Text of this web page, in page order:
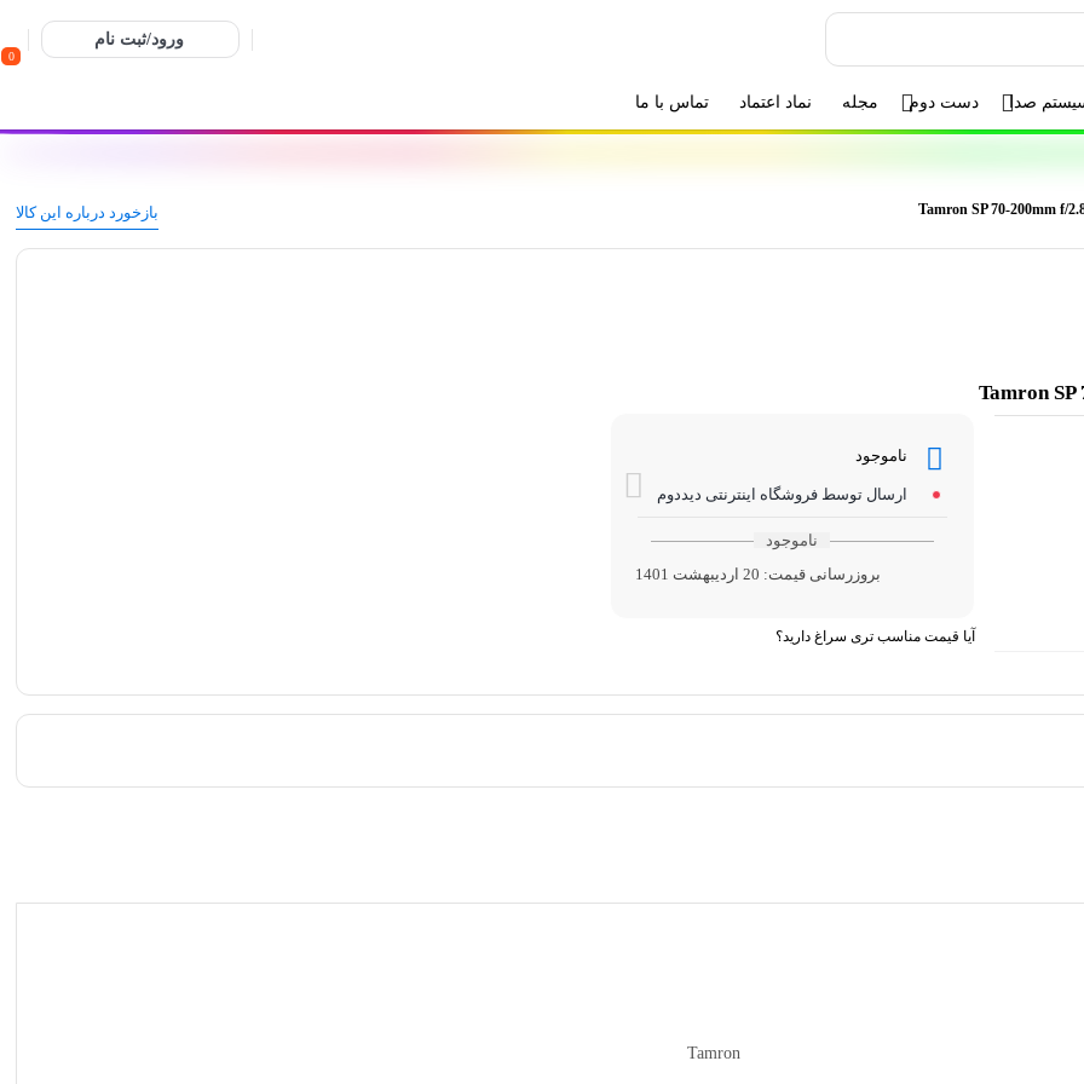
ورود/ثبت نام
0
صدا دست دوم مجله نماد اعتماد تماس با ما
بازخورد درباره این کالا
ناموجود
ارسال توسط فروشگاه اینترنتی دیددوم
ناموجود
بروزرسانی قیمت: 20 اردیبهشت 1401
آیا قیمت مناسب تری سراغ دارید؟
Tamron